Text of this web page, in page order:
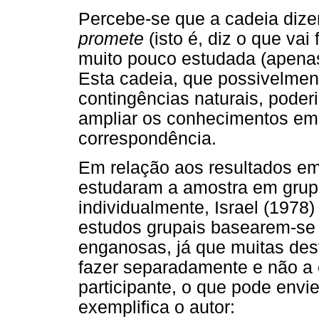
Percebe-se que a cadeia
promete (isto é, diz o que vai
muito pouco estudada
Esta cadeia, que
contingências naturais,
ampliar os conhecimentos
correspondência.
Em relação aos resultados
estudaram a amostra em
individualmente, Israel
estudos grupais basearem-
enganosas, já que muitas
fazer separadamente e não
participante, o que pode
exemplifica o autor: